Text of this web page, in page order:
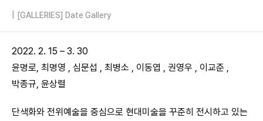
[GALLERIES] Date Gallery
2022. 2. 15 – 3. 30
윤명로, 최명영 , 심문섭 , 최병소 , 이동엽 , 권영우 , 이교준 ,
박종규, 윤상렬
단색화와 전위예술을 중심으로 현대미술을 꾸준히 전시하고 있는